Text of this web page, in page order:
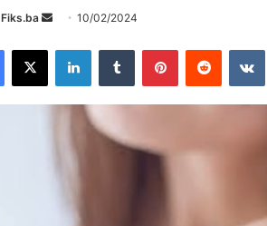
Fiks.ba
Send
email
10/02/2024
Facebook
X LinkedInTumblr PinterestReddit